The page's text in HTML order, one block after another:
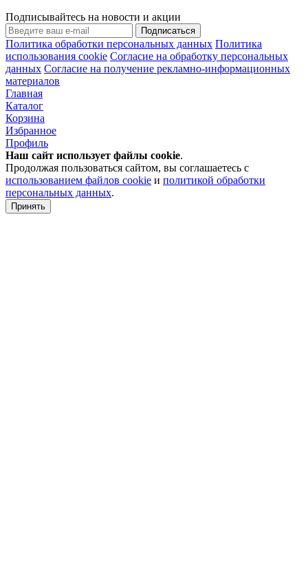
Подписывайтесь на новости и акции
Подписаться
Политика обработки персональных данных Политика
использования cookie Согласие на обработку персональных
данных Согласие на получение рекламно-информационных
материалов
Главная
Каталог
Корзина
Избранное
Профиль
Наш сайт использует файлы cookie.
Продолжая пользоваться сайтом, вы соглашаетесь с
использованием файлов cookie и политикой обработки
персональных данных.
Принять